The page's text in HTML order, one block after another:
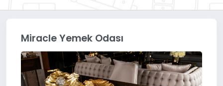
Miracle Yemek Odası